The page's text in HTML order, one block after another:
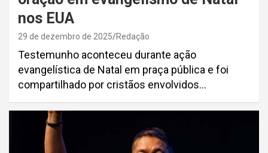
nos EUA
29 de dezembro de 2025 Redação
Testemunho aconteceu durante ação
evangelística de Natal em praça pública e foi
compartilhado por cristãos envolvidos…